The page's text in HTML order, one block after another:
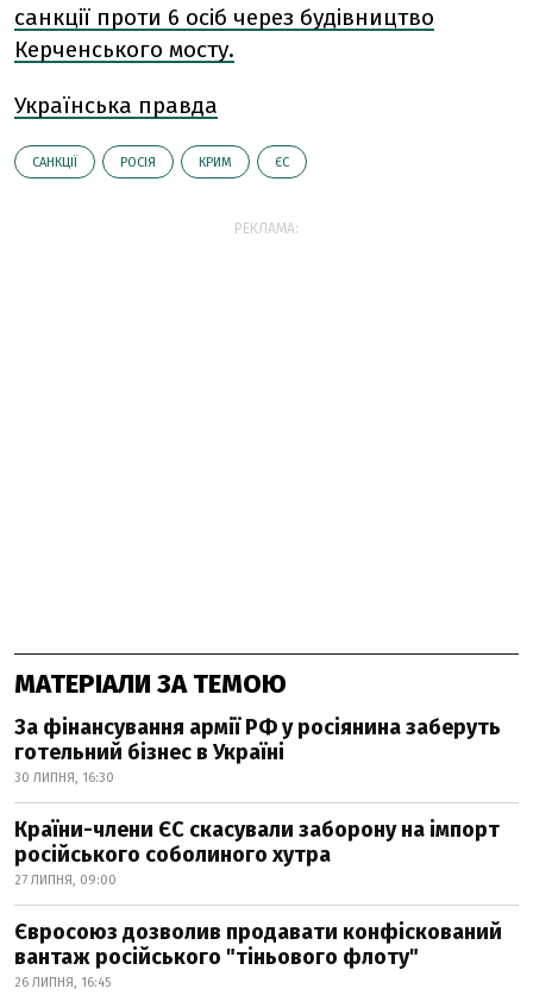
санкції проти 6 осіб через будівництво
Керченського мосту.
Українська правда
САНКЦІЇ РОСІЯ КРИМ ЄС
РЕКЛАМА:
МАТЕРІАЛИ ЗА ТЕМОЮ
За фінансування армії РФ у росіянина заберуть
готельний бізнес в Україні
30 ЛИПНЯ, 16:30
Країни-члени ЄС скасували заборону на імпорт
російського соболиного хутра
27 ЛИПНЯ, 09:00
Євросоюз дозволив продавати конфіскований
вантаж російського "тіньового флоту"
26 ЛИПНЯ, 16:45